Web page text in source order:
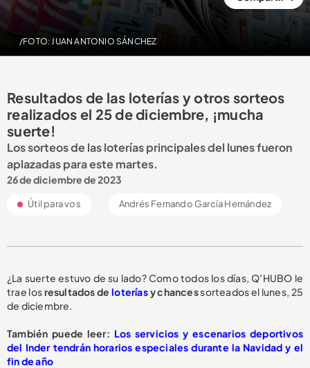
/FOTO: JUAN ANTONIO SÁNCHEZ
Resultados de las loterías y otros sorteos
realizados el 25 de diciembre, ¡mucha
suerte!
Los sorteos de las loterías principales del lunes fueron
aplazadas para este martes.
26 de diciembre de 2023
Útil para vos Andrés Fernando García Hernández
¿La suerte estuvo de su lado? Como todos los días, Q’HUBO le
trae losresultados deloteríasy chancessorteados el lunes, 25
de diciembre.
También puede leer: Los servicios y escenarios deportivos
del Inder tendrán horarios especiales durante la Navidad y el
fin de año